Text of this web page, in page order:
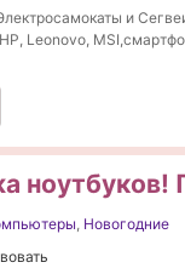
и
Leonovo,
, Новогодние